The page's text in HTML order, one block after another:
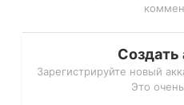
Создать
Зарегистрируйте новый
Это